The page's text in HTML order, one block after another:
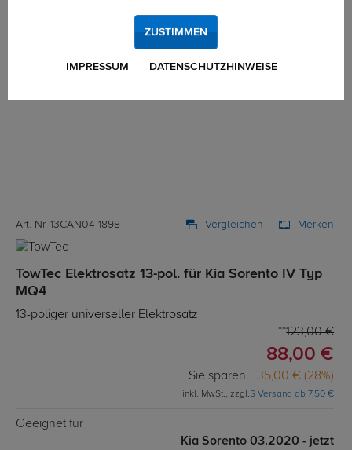
Art.-Nr. 13CAN04-1898 Vergleichen Merken
TowTec Elektrosatz 13-pol. für Kia Sorento IV Typ
MQ4
13-poliger universeller Elektrosatz
123,00 €
88,00 €
Sie sparen 35,00 € (28%)
inkl. MwSt., zzgl.S Versand ab 7,50 €
Geeignet für
Kia Sorento 03.2020 - jetzt
IMPRESSUM DATENSCHUTZHINWEISE
ZUSTIMMEN